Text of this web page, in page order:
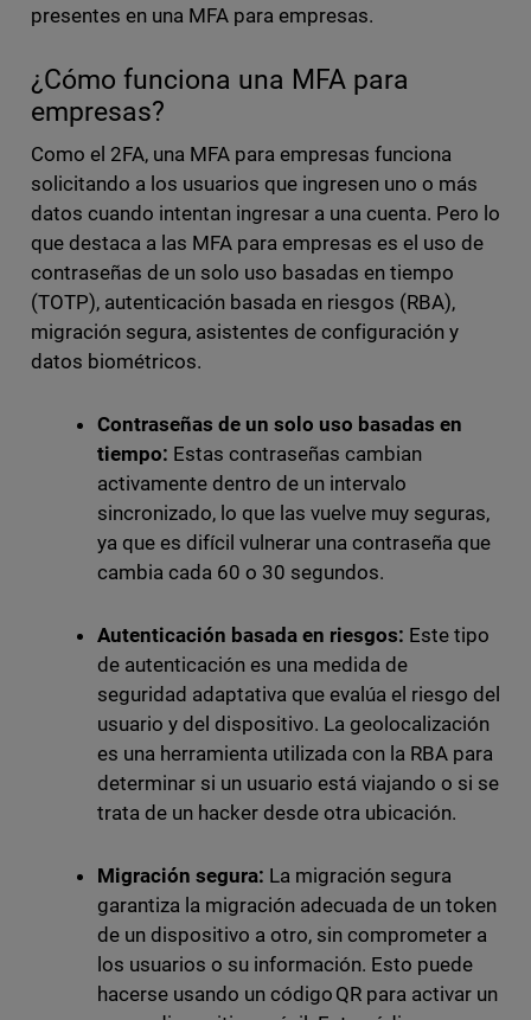
presentes en una MFA para empresas.
¿Cómo funciona una MFA para
empresas?
Como el 2FA, una MFA para empresas funciona
solicitando a los usuarios que ingresen uno o más
datos cuando intentan ingresar a una cuenta. Pero lo
que destaca a las MFA para empresas es el uso de
contraseñas de un solo uso basadas en tiempo
(TOTP), autenticación basada en riesgos (RBA),
migración segura, asistentes de configuración y
datos biométricos.
Contraseñas de un solo uso basadas en
tiempo: Estas contraseñas cambian
activamente dentro de un intervalo
sincronizado, lo que las vuelve muy seguras,
ya que es difícil vulnerar una contraseña que
cambia cada 60 o 30 segundos.
Autenticación basada en riesgos: Este tipo
de autenticación es una medida de
seguridad adaptativa que evalúa el riesgo del
usuario y del dispositivo. La geolocalización
es una herramienta utilizada con la RBA para
determinar si un usuario está viajando o si se
trata de un hacker desde otra ubicación.
Migración segura: La migración segura
garantiza la migración adecuada de un token
de un dispositivo a otro, sin comprometer a
los usuarios o su información. Esto puede
hacerse usando un código QR para activar un